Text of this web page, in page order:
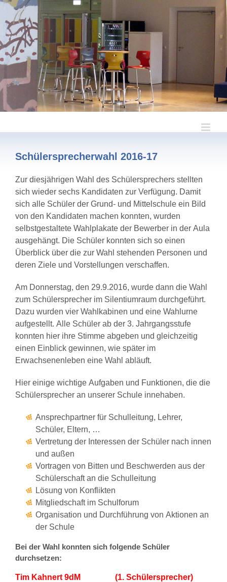
Zum
Inhalt
springen
Schülersprecherwahl 2016-17
Zur diesjährigen Wahl des Schülersprechers stellten
sich wieder sechs Kandidaten zur Verfügung. Damit
sich alle Schüler der Grund- und Mittelschule ein Bild
von den Kandidaten machen konnten, wurden
selbstgestaltete Wahlplakate der Bewerber in der Aula
ausgehängt. Die Schüler konnten sich so einen
Überblick über die zur Wahl stehenden Personen und
deren Ziele und Vorstellungen verschaffen.
Am Donnerstag, den 29.9.2016, wurde dann die Wahl
zum Schülersprecher im Silentiumraum durchgeführt.
Dazu wurden vier Wahlkabinen und eine Wahlurne
aufgestellt. Alle Schüler ab der 3. Jahrgangsstufe
konnten hier ihre Stimme abgeben und gleichzeitig
einen Einblick gewinnen, wie später im
Erwachsenenleben eine Wahl abläuft.
Hier einige wichtige Aufgaben und Funktionen, die die
Schülersprecher an unserer Schule innehaben.
Ansprechpartner für Schulleitung, Lehrer,
Schüler, Eltern, …
Vertretung der Interessen der Schüler nach innen
und außen
Vortragen von Bitten und Beschwerden aus der
Schülerschaft an die Schulleitung
Lösung von Konflikten
Mitgliedschaft im Schulforum
Organisation und Durchführung von Aktionen an
der Schule
Bei der Wahl konnten sich folgende Schüler
durchsetzen:
Tim Kahnert 9dM (1. Schülersprecher)